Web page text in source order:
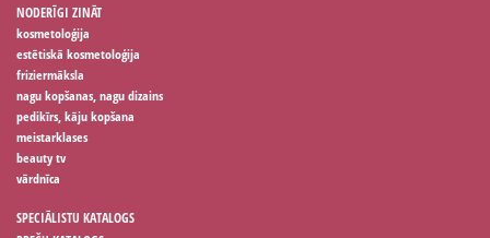
NODERĪGI ZINĀT
kosmetoloģija
estētiskā kosmetoloģija
friziermāksla
nagu kopšanas, nagu dizains
pedikīrs, kāju kopšana
meistarklases
beauty tv
vārdnīca
SPECIĀLISTU KATALOGS